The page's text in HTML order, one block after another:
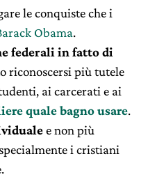
le conquiste che i
Obama.
federali in fatto di
riconoscersi più tutele
ai carcerati e ai
quale bagno usare.
e non più
i cristiani